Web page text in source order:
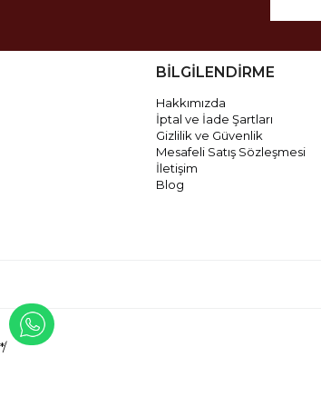
BİLGİLENDİRME
Hakkımızda
İptal ve İade Şartları
Gizlilik ve Güvenlik
Mesafeli Satış Sözleşmesi
İletişim
Blog
*/